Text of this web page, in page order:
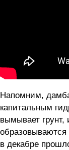
Напомним,
капитальным
вымывает грунт,
образовываются
в декабре